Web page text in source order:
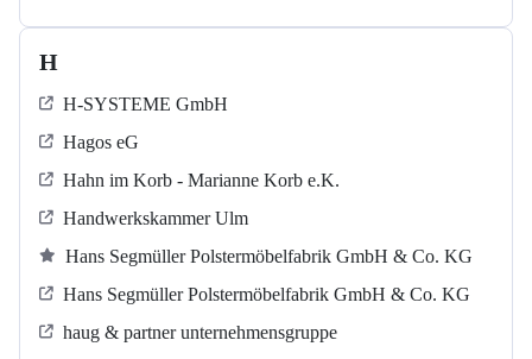
H
H-SYSTEME GmbH
Hagos eG
Hahn im Korb - Marianne Korb e.K.
Handwerkskammer Ulm
Hans Segmüller Polstermöbelfabrik GmbH & Co. KG
Hans Segmüller Polstermöbelfabrik GmbH & Co. KG
haug & partner unternehmensgruppe